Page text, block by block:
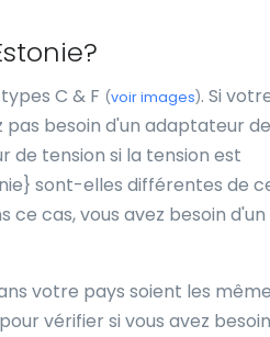
C & F (voir images). Si
pas besoin d'un adaptateur de
de tension si la tension est
sont-elles différentes de
ce cas, vous avez besoin d'un
votre pays soient les
vérifier si vous avez